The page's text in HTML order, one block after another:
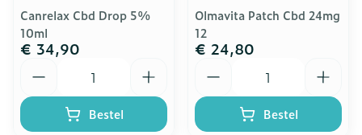
Canrelax Cbd Drop 5%
10ml
€ 34,90
Bestel
Olmavita Patch Cbd 24mg
12
€ 24,80
Bestel